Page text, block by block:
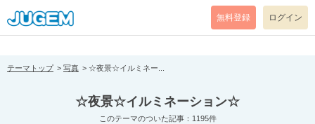
[pear_error: message="Success" code=0 mode=return level=notice
prefix="" info=""]
無料登録 ログイン
テーマトップ 写真 ☆夜景☆イルミネー...
☆夜景☆イルミネーション☆
このテーマのついた記事：1195件